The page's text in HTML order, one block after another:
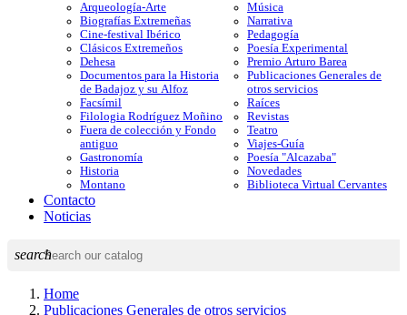
Arqueología-Arte
Biografías Extremeñas
Cine-festival Ibérico
Clásicos Extremeños
Dehesa
Documentos para la Historia
de Badajoz y su Alfoz
Facsímil
Filologia Rodríguez Moñino
Fuera de colección y Fondo
antiguo
Gastronomía
Historia
Montano
Música
Narrativa
Pedagogía
Poesía Experimental
Premio Arturo Barea
Publicaciones Generales de
otros servicios
Raíces
Revistas
Teatro
Viajes-Guía
Poesía "Alcazaba"
Novedades
Biblioteca Virtual Cervantes
Contacto
Noticias
search
Home
Publicaciones Generales de otros servicios